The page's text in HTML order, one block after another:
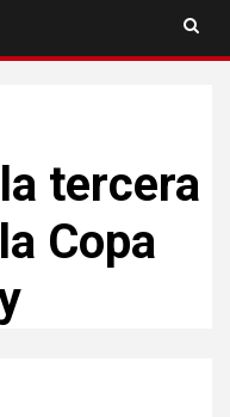
tercera
Copa